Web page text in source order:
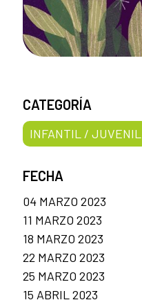
CATEGORÍA
INFANTIL / JUVENIL
FECHA
04 MARZO 2023
11 MARZO 2023
18 MARZO 2023
22 MARZO 2023
25 MARZO 2023
15 ABRIL 2023